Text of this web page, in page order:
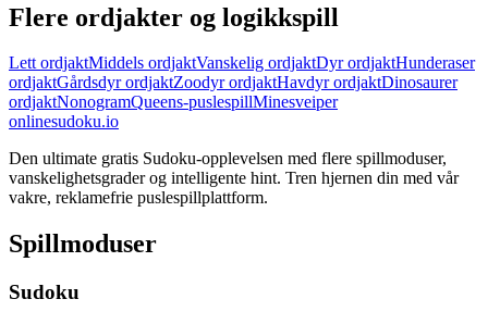
Flere ordjakter og logikkspill
Lett ordjaktMiddels ordjaktVanskelig ordjaktDyr ordjaktHunderaser
ordjaktGårdsdyr ordjaktZoodyr ordjaktHavdyr ordjaktDinosaurer
ordjaktNonogramQueens-puslespillMinesveiper
onlinesudoku.io
Den ultimate gratis Sudoku-opplevelsen med flere spillmoduser,
vanskelighetsgrader og intelligente hint. Tren hjernen din med vår
vakre, reklamefrie puslespillplattform.
Spillmoduser
Sudoku